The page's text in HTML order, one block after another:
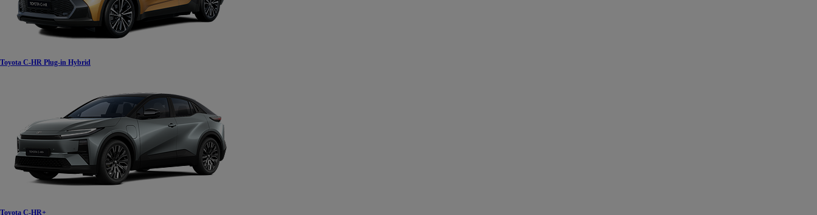
Corolla Hatchback
HYBRID
Toyota C-HR Plug-in Hybrid
Toyota C-HR+